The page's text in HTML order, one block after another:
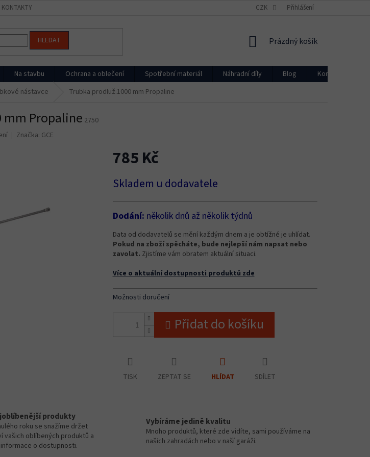
KONTAKTY CZK Přihlášení
HLEDAT
NÁKUPNÍ
Prázdný košík
Na stavbu Ochrana a oblečení Spotřební materiál Náhradní díly Blog
Kontakty
nástavce Trubka prodluž.1000 mm Propaline
mm Propaline 2750
Značka: GCE
785 Kč
cena:
Skladem u dodavatele
Dodání: několik dnů až několik týdnů
Data od dodavatelů se mění každým dnem a je obtížné je uhlídat.
Pokud na zboží spěcháte, bude nejlepší nám napsat nebo
zavolat. Zjistíme vám obratem aktuální situaci.
Více o aktuální dostupnosti produktů zde
Možnosti doručení
Přidat do košíku
TISK ZEPTAT SE HLÍDAT SDÍLET
produkty
roku se snažíme držet
vašich oblíbených produktů a
o dostupnosti.
Vybíráme jedině kvalitu
Mnoho produktů, které zde vidíte, sami používáme na
našich zahradách nebo v naší garáži.